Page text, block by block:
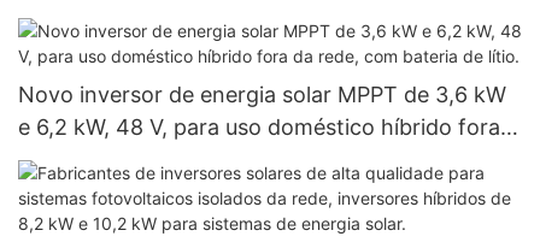
V, para sistemas isolados da rede elétrica. Preço
de atacado.
Novo inversor de energia solar MPPT de 3,6 kW
e 6,2 kW, 48 V, para uso doméstico híbrido fora
da rede, com bateria de lítio.